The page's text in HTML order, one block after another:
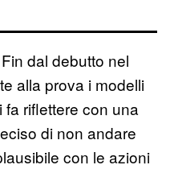
dal debutto nel
alla prova i modelli
fa riflettere con una
di non andare
con le azioni